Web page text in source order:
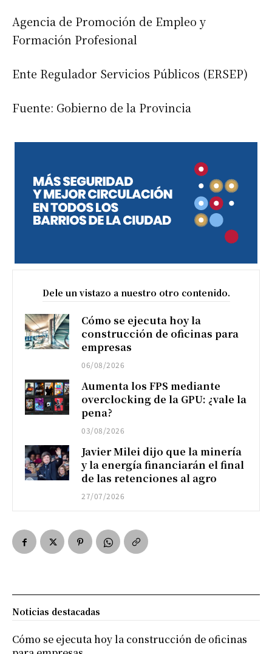
Agencia de Promoción de Empleo y
Formación Profesional
Ente Regulador Servicios Públicos (ERSEP)
Fuente: Gobierno de la Provincia
Dele un vistazo a nuestro otro contenido.
Cómo se ejecuta hoy la
construcción de oficinas para
empresas
06/08/2026
Aumenta los FPS mediante
overclocking de la GPU: ¿vale la
pena?
03/08/2026
Javier Milei dijo que la minería
y la energía financiarán el final
de las retenciones al agro
27/07/2026
Noticias destacadas
Cómo se ejecuta hoy la construcción de oficinas